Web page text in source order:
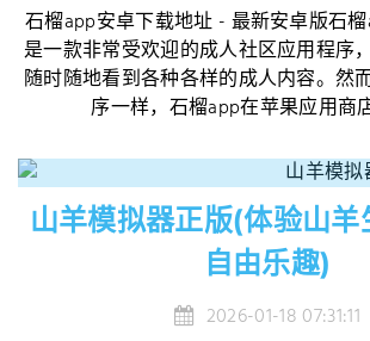
石榴app安卓下载地址 - 最新安卓版石
是一款非常受欢迎的成人社区应用程序
随时随地看到各种各样的成人内容。然
序一样，石榴app在苹果应用商
山羊模拟器正版(体验山羊
自由乐趣)
2026-01-18 07:31:11